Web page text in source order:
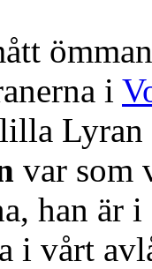
i
Lyran
var som
han är
i vårt